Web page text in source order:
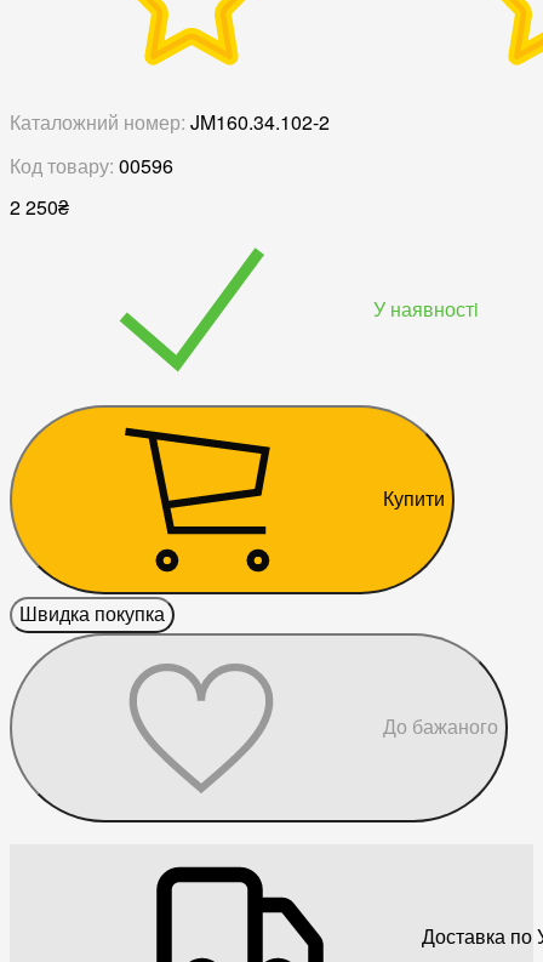
Каталожний номер: JM160.34.102-2
Код товару: 00596
2 250₴
У наявностi
Купити
Швидка покупка
До бажаного
Доставка по